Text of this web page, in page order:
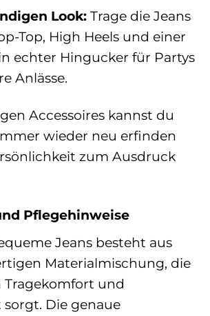
Look: Trage die Jeans
Top, High Heels und einer
echter Hingucker für Partys
Anlässe.
Accessoires kannst du
wieder neu erfinden
zum Ausdruck
Pflegehinweise
Jeans besteht aus
Materialmischung, die
und
Die genaue